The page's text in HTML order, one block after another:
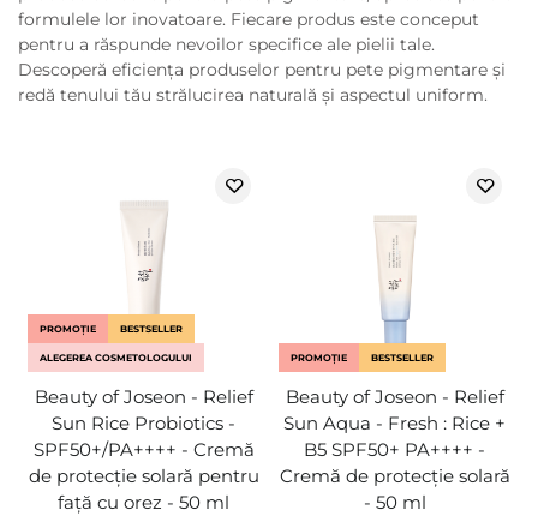
formulele lor inovatoare. Fiecare produs este conceput
pentru a răspunde nevoilor specifice ale pielii tale.
Descoperă eficiența produselor pentru pete pigmentare și
redă tenului tău strălucirea naturală și aspectul uniform.
PROMOȚIE BESTSELLER
ALEGEREA COSMETOLOGULUI
Beauty of Joseon - Relief
Sun Rice Probiotics -
SPF50+/PA++++ - Cremă
de protecție solară pentru
față cu orez - 50 ml
PROMOȚIE BESTSELLER
Beauty of Joseon - Relief
Sun Aqua - Fresh : Rice +
B5 SPF50+ PA++++ -
Cremă de protecție solară
- 50 ml